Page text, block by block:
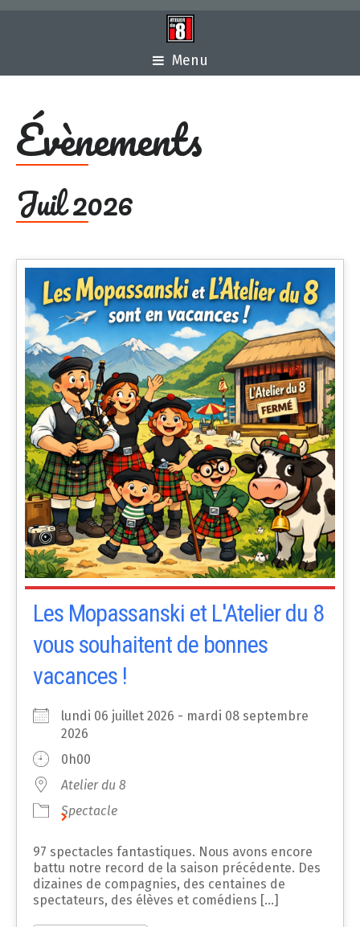
Menu
Évènements
Juil 2026
Les Mopassanski et L'Atelier du 8
vous souhaitent de bonnes
vacances !
lundi 06 juillet 2026 - mardi 08 septembre
2026
0h00
Atelier du 8
Spectacle
97 spectacles fantastiques. Nous avons encore
battu notre record de la saison précédente. Des
dizaines de compagnies, des centaines de
spectateurs, des élèves et comédiens [...]